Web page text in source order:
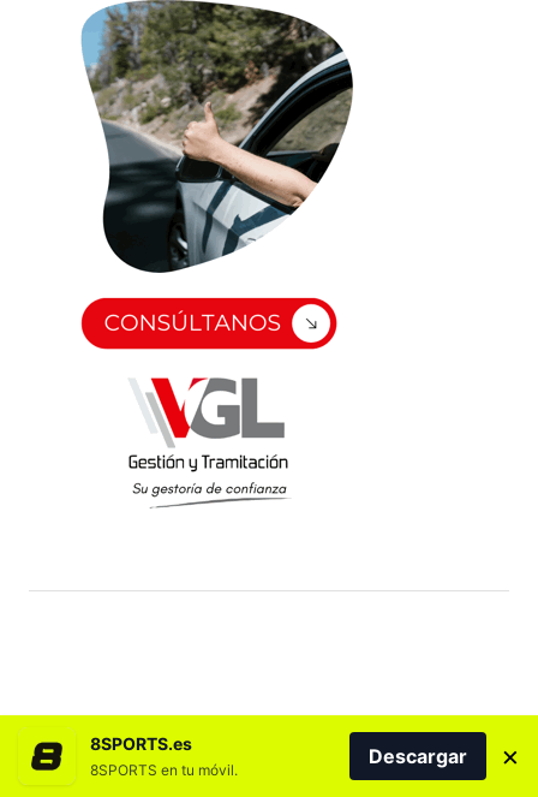
8SPORTS.es
8SPORTS en tu móvil.
Descargar ×